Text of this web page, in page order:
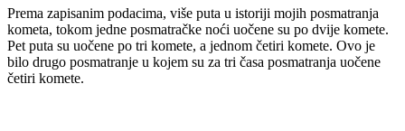
Prema zapisanim podacima, više puta u istoriji mojih posmatranja
kometa, tokom jedne posmatračke noći uočene su po dvije komete.
Pet puta su uočene po tri komete, a jednom četiri komete. Ovo je
bilo drugo posmatranje u kojem su za tri časa posmatranja uočene
četiri komete.